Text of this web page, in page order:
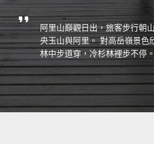
阿里山巔觀日出，旅客步行朝
央玉山與阿里。 對高岳嶺景色
林中步道穿，冷杉林裡步不停